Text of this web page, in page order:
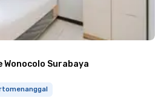
Wonocolo Surabaya